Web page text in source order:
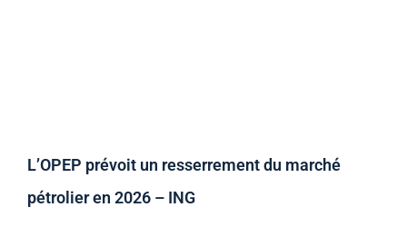
L’OPEP prévoit un resserrement du marché
pétrolier en 2026 – ING